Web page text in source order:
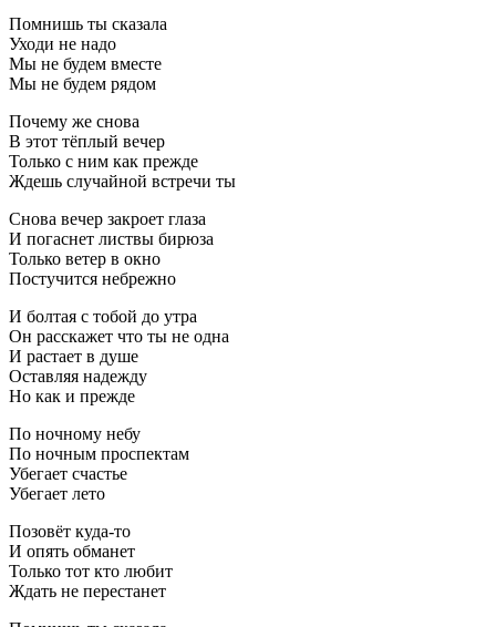
Помнишь ты сказала
Уходи не надо
Мы не будем вместе
Мы не будем рядом
Почему же снова
В этот тёплый вечер
Только с ним как прежде
Ждешь случайной встречи ты
Снова вечер закроет глаза
И погаснет листвы бирюза
Только ветер в окно
Постучится небрежно
И болтая с тобой до утра
Он расскажет что ты не одна
И растает в душе
Оставляя надежду
Но как и прежде
По ночному небу
По ночным проспектам
Убегает счастье
Убегает лето
Позовёт куда-то
И опять обманет
Только тот кто любит
Ждать не перестанет